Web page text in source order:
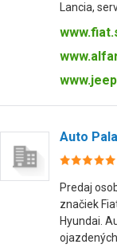
Lancia,
Auto
Predaj
značiek
Hyundai.